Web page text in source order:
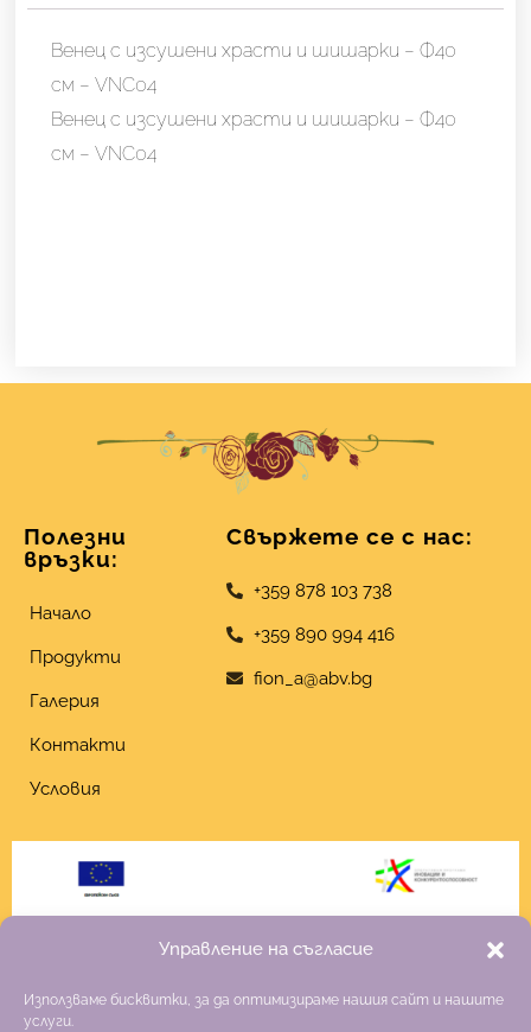
Управление на съгласие
Използваме бисквитки, за да оптимизираме нашия сайт и нашите
услуги.
Венец с изсушени храсти и шишарки – Ф40
см – VNC04
Венец с изсушени храсти и шишарки – Ф40
см – VNC04
Полезни
връзки:
Начало
Продукти
Галерия
Контакти
Условия
Свържете се с нас:
+359 878 103 738
+359 890 994 416
fion_a@abv.bg